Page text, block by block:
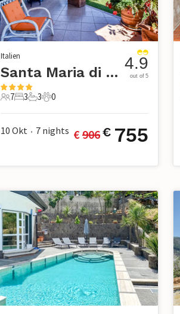
Italien
Santa Maria di Castellabate
7 Gäste
7
3 Schlafzimmer
3
3 Badezimmer
3
0 Haustiere
0
4.9
out of 5
10 Okt • 7 nights € 906€ 755